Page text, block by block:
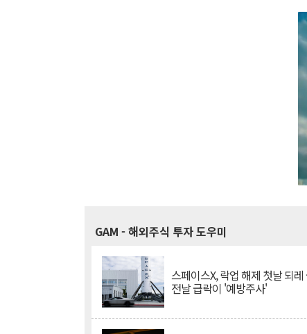
GAM - 해외주식 투자 도우미
스페이스X, 락업 해제 첫날 되레
전날 급락이 '예방주사'